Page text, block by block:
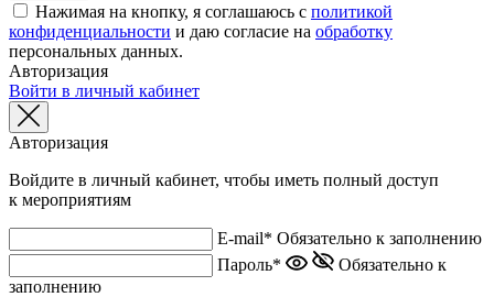
Нажимая на кнопку, я соглашаюсь с политикой
конфиденциальности и даю согласие на обработку
персональных данных.
Авторизация
Войти в личный кабинет
Авторизация
Войдите в личный кабинет, чтобы иметь полный доступ
к мероприятиям
E-mail* Обязательно к заполнению
Пароль*
Обязательно к
заполнению